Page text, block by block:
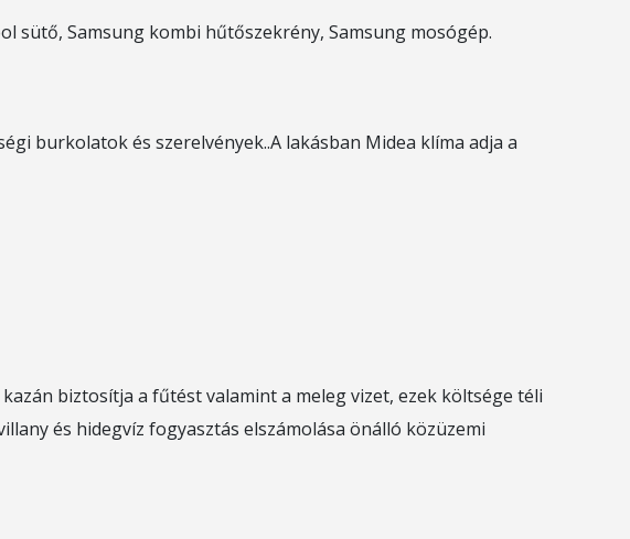
sütő, Samsung kombi hűtőszekrény, Samsung mosógép.
burkolatok és szerelvények..A lakásban Midea klíma adja a
biztosítja a fűtést valamint a meleg vizet, ezek költsége téli
és hidegvíz fogyasztás elszámolása önálló közüzemi